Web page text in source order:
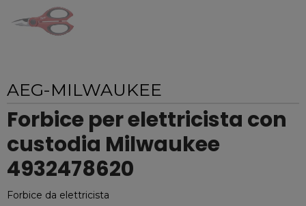
AEG-MILWAUKEE
Forbice per elettricista con
custodia Milwaukee
4932478620
Forbice da elettricista